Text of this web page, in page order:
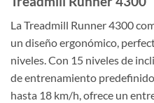
La Treadmill Runner 4300
un diseño ergonómico,
niveles. Con 15 niveles de
de entrenamiento
hasta 18 km/h, ofrece un